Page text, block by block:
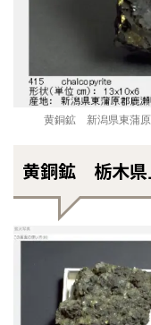
黄銅鉱 新潟県東蒲
黄銅鉱 栃木